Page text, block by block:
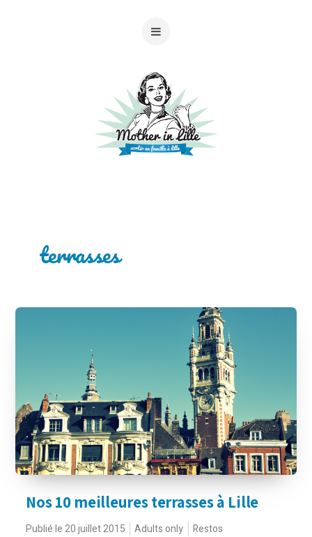
terrasses
Nos 10 meilleures terrasses à Lille
Publié le 20 juillet 2015 Adults only Restos